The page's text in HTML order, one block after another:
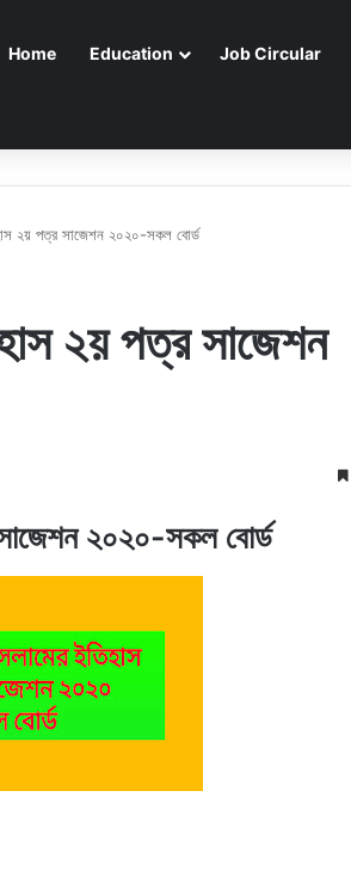
Home Education Job Circular
২য় পত্র সাজেশন ২০২০-সকল বোর্ড
২য় পত্র সাজেশন
২০২০-সকল বোর্ড